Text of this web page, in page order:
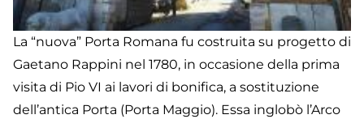
La “nuova” Porta Romana fu costruita su progetto di
Gaetano Rappini nel 1780, in occasione della prima
visita di Pio VI ai lavori di bonifica, a sostituzione
dell’antica Porta (Porta Maggio). Essa inglobò l’Arco